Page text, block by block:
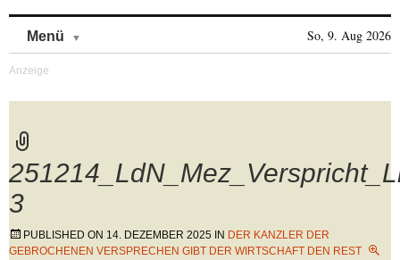
Menü So, 9. Aug 2026
3
PUBLISHED ON 14. DEZEMBER 2025 IN DER KANZLER DER
GEBROCHENEN VERSPRECHEN GIBT DER WIRTSCHAFT DEN REST